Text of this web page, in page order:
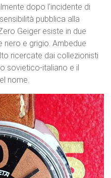
dopo l’incidente di
pubblica alla
Geiger esiste in due
nero e grigio. Ambedue
ricercate dai collezionisti
sovietico-italiano e il
nome.